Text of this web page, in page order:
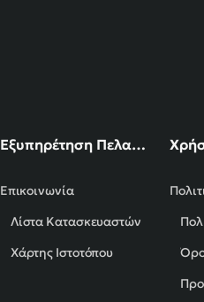
Εξυπηρέτηση Πελατών
Επικοινωνία
Λίστα Κατασκευαστών
Χάρτης Ιστοτόπου